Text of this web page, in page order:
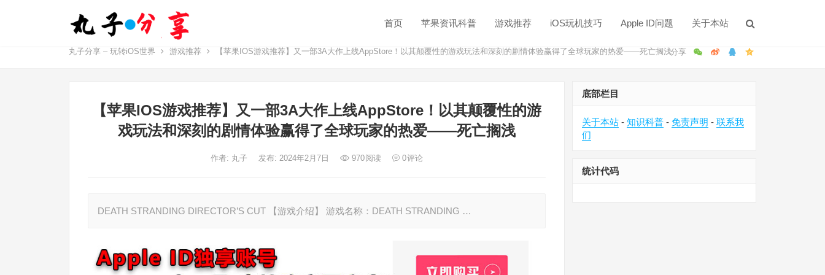
首页 苹果资讯科普 游戏推荐 iOS玩机技巧 Apple ID问题 关于本站
丸子分享 – 玩转iOS世界 游戏推荐 【苹果IOS游戏推荐】又一部3A大作上线AppStore！以其颠覆性的游戏玩法和深刻的剧情体验赢得了全球玩家的热爱——死亡搁浅
【苹果IOS游戏推荐】又一部3A大作上线AppStore！以其颠覆性的游
戏玩法和深刻的剧情体验赢得了全球玩家的热爱——死亡搁浅
作者: 丸子 发布: 2024年2月7日 970阅读 0评论
DEATH STRANDING DIRECTOR’S CUT 【游戏介绍】 游戏名称：DEATH STRANDING …
底部栏目
关于本站 - 知识科普 - 免责声明 - 联系我
们
统计代码